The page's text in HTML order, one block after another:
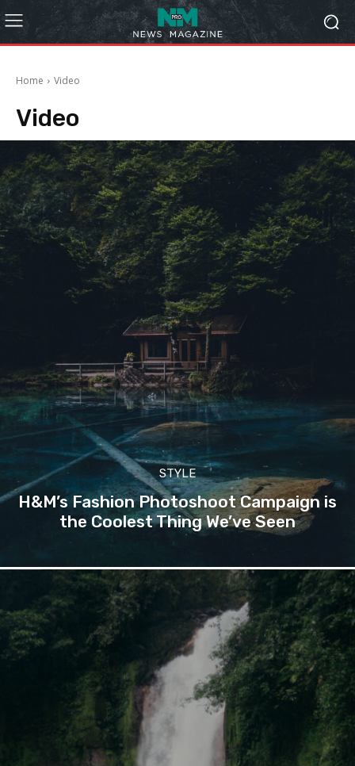
Home Video
Video
STYLE
H&M’s Fashion Photoshoot Campaign is
the Coolest Thing We’ve Seen